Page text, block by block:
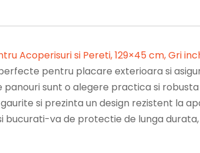
Acoperisuri si Pereti, 129×45 cm, Gri
pentru placare exterioara si
sunt o alegere practica si
si prezinta un design rezistent la
bucurati-va de protectie de lunga